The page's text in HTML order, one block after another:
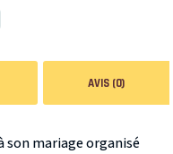
AVIS (0)
son mariage organisé